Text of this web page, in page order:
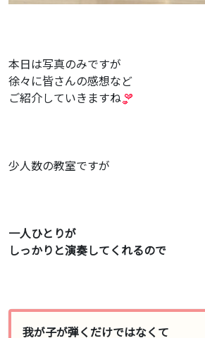
本日は写真のみですが
徐々に皆さんの感想など
ご紹介していきますね
少人数の教室ですが
一人ひとりが
しっかりと演奏してくれるので
我が子が弾くだけではなくて